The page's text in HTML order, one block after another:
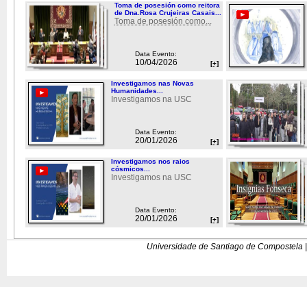
Toma de posesión como reitora
de Dna.Rosa Crujeiras Casais...
Toma de posesión como...
Data Evento:
10/04/2026 [+]
Investigamos nas Novas
Humanidades...
Investigamos na USC
Data Evento:
20/01/2026 [+]
Investigamos nos raios
cósmicos...
Investigamos na USC
Data Evento:
20/01/2026 [+]
Universidade de Santiago de